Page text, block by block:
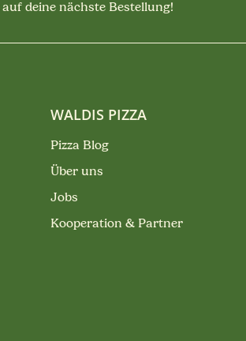
auf deine nächste Bestellung!
WALDIS PIZZA
Pizza Blog
Über uns
Jobs
Kooperation & Partner